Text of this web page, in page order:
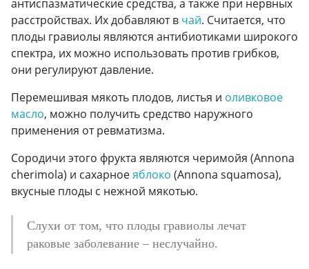
антиспазматические средства, а также при нервных
расстройствах. Их добавляют в чай. Считается, что
плоды гравиолы являются антибиотиками широкого
спектра, их можно использовать против грибков,
они регулируют давление.
Перемешивая мякоть плодов, листья и оливковое
масло, можно получить средство наружного
применения от ревматизма.
Сородичи этого фрукта являются черимойя (Annona
cherimola) и сахарноеяблоко (Annona squamosa),
вкусные плоды с нежной мякотью.
Слухи от том, что плоды гравиолы лечат
раковые заболевание – неслучайно.